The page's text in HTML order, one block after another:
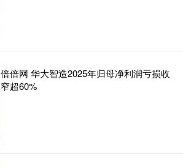
倍倍网 华大智造2025年归母净利润亏损收
窄超60%